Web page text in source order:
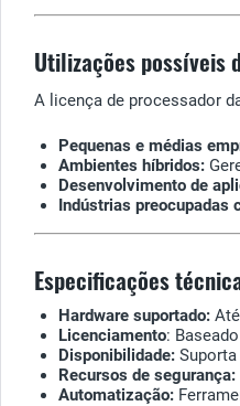
Utilizações possíveis
A licença de processador
Pequenas e médias
Ambientes híbridos:
Desenvolvimento de
Indústrias preocupadas
Especificações
Hardware suportado:
Licenciamento:
Disponibilidade:
Recursos de segurança:
Automatização: